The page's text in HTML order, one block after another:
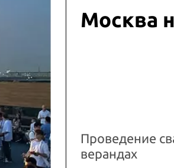
Москва
Проведение
верандах